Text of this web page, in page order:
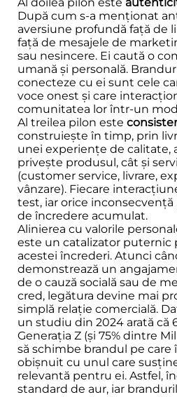
După cum s-a menționat
aversiune profundă față de
față de mesajele de
sau nesincere. Ei caută o
umană și personală.
conecteze cu ei sunt cele
voce onest și care
comunitatea lor într-un
Al treilea pilon este
construiește în timp, prin
unei experiențe de calitate,
privește produsul, cât și
(customer service, livrare,
vânzare). Fiecare
test, iar orice inconsecvență
de încredere acumulat.
Alinierea cu valorile
este un catalizator puternic
acestei încrederi. Atunci
demonstrează un
de o cauză socială sau de
cred, legătura devine mai
simplă relație comercială.
un studiu din 2024 arată că
Generația Z (și 75% dintre
să schimbe brandul pe care
obișnuit cu unul care
relevantă pentru ei. Astfel,
standard de aur, iar